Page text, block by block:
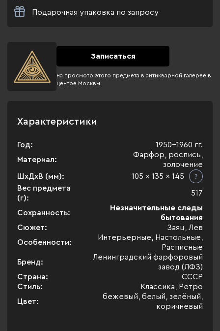
Подарочная упаковка по запросу
Записаться
на просмотр этого предмета в антикварной галерее в
центре Москвы
Характеристики
Год:
1950-1960 гг.
Материал:
Фарфор, роспись,
золочение
ШхДхВ (мм):
105 x 135 x 145
Вес предмета
(г):
517
Сохранность:
Незначительные следы
бытования
Сюжет:
Заяц, Лев
Особенности:
Интерьерные, Настольные,
Расписные
Бренд:
Ленинградский фарфоровый
завод (ЛФЗ)
Страна:
СССР
Стиль:
Классика, Ретро
Цвет:
бежевый, белый, зелёный,
коричневый